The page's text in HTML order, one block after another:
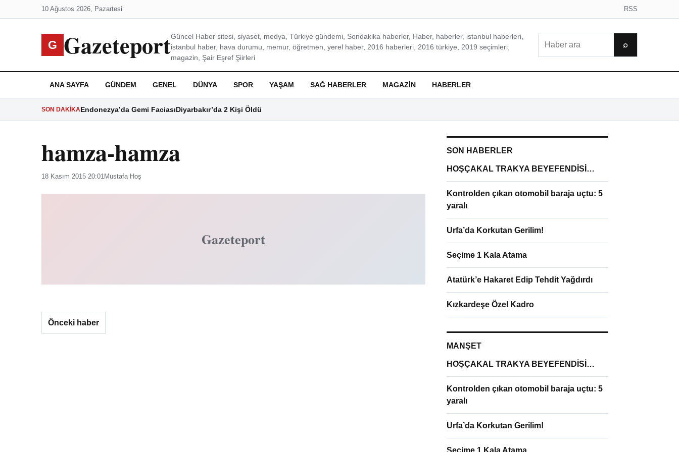
10 Ağustos 2026, Pazartesi RSS
G GazeteportGüncel Haber sitesi, siyaset, medya, Türkiye gündemi, Sondakika haberler, Haber, haberler, istanbul haberleri,
istanbul haber, hava durumu, memur, öğretmen, yerel haber, 2016 haberleri, 2016 türkiye, 2019 seçimleri,
magazin, Şair Eşref Şiirleri
⌕
ANA SAYFA GÜNDEM GENEL DÜNYA SPOR YAŞAM SAĞ HABERLER MAGAZIN HABERLER
SON DAKIKAEndonezya’da Gemi FaciasıDiyarbakır’da 2 Kişi Öldü
hamza-hamza
18 Kasım 2015 20:01Mustafa Hoş
Gazeteport
Önceki haber
SON HABERLER
HOŞÇAKAL TRAKYA BEYEFENDİSİ…
Kontrolden çıkan otomobil baraja uçtu: 5
yaralı
Urfa’da Korkutan Gerilim!
Seçime 1 Kala Atama
Atatürk’e Hakaret Edip Tehdit Yağdırdı
Kızkardeşe Özel Kadro
MANŞET
HOŞÇAKAL TRAKYA BEYEFENDİSİ…
Kontrolden çıkan otomobil baraja uçtu: 5
yaralı
Urfa’da Korkutan Gerilim!
Seçime 1 Kala Atama